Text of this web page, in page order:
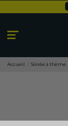
Accueil Soirée à thème